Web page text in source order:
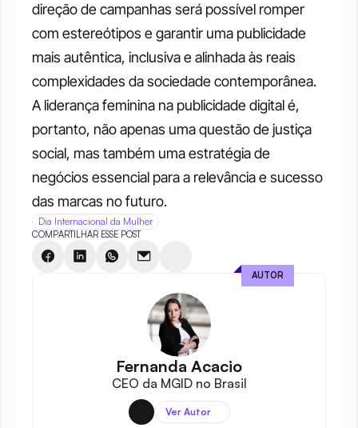
direção de campanhas será possível romper
com estereótipos e garantir uma publicidade
mais autêntica, inclusiva e alinhada às reais
complexidades da sociedade contemporânea.
A liderança feminina na publicidade digital é,
portanto, não apenas uma questão de justiça
social, mas também uma estratégia de
negócios essencial para a relevância e sucesso
das marcas no futuro.
Dia Internacional da Mulher
COMPARTILHAR ESSE POST
Fernanda Acacio
CEO da MGID no Brasil
Ver Autor
AUTOR